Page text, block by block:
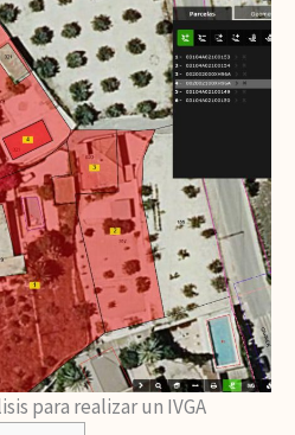
para realizar un IVGA